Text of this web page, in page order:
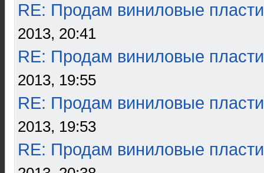
RE: Продам виниловые
2013, 20:41
RE: Продам виниловые
2013, 19:55
RE: Продам виниловые
2013, 19:53
RE: Продам виниловые